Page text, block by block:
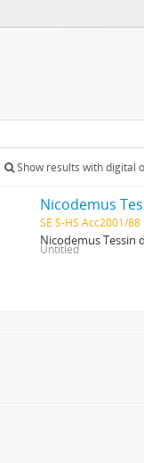
Show results with digital
Nicodemus
SE S-HS Acc2001/88
Nicodemus Tessin
Untitled